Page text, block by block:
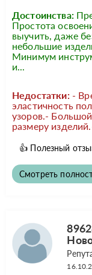
Достоинства:
Простота
выучить, даже
небольшие
Минимум
и...
Недостатки: -
эластичность
узоров.-
размеру
👍 Полезный
Смотреть